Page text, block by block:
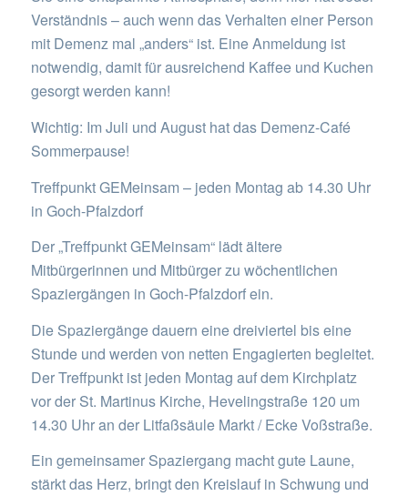
Verständnis – auch wenn das Verhalten einer Person
mit Demenz mal „anders“ ist. Eine Anmeldung ist
notwendig, damit für ausreichend Kaffee und Kuchen
gesorgt werden kann!
Wichtig: Im Juli und August hat das Demenz-Café
Sommerpause!
Treffpunkt GEMeinsam – jeden Montag ab 14.30 Uhr
in Goch-Pfalzdorf
Der „Treffpunkt GEMeinsam“ lädt ältere
Mitbürgerinnen und Mitbürger zu wöchentlichen
Spaziergängen in Goch-Pfalzdorf ein.
Die Spaziergänge dauern eine dreiviertel bis eine
Stunde und werden von netten Engagierten begleitet.
Der Treffpunkt ist jeden Montag auf dem Kirchplatz
vor der St. Martinus Kirche, Hevelingstraße 120 um
14.30 Uhr an der Litfaßsäule Markt / Ecke Voßstraße.
Ein gemeinsamer Spaziergang macht gute Laune,
stärkt das Herz, bringt den Kreislauf in Schwung und